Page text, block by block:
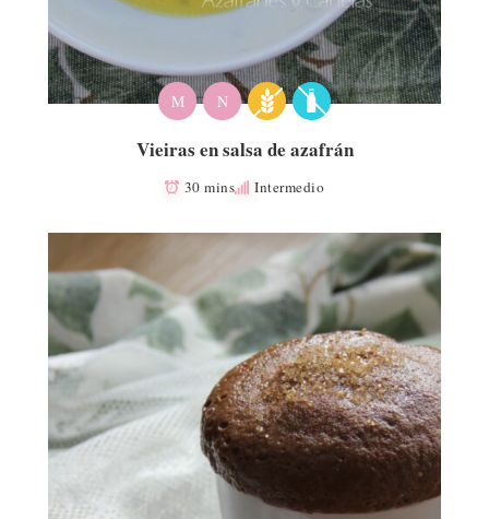
M N
Vieiras en salsa de azafrán
30 mins Intermedio